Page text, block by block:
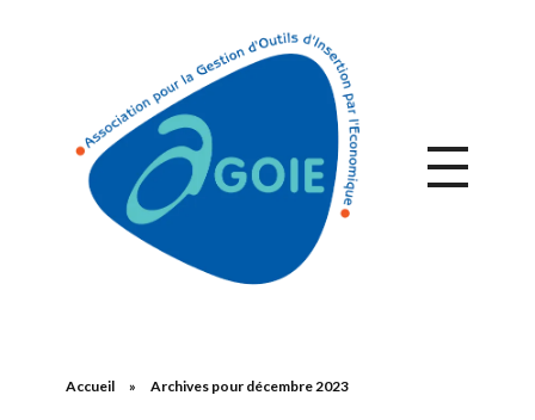
Accueil » Archives pour décembre 2023